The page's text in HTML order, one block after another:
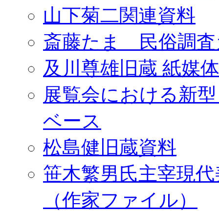
山下菊二関連資料
斎藤たま 民俗調査
及川尊雄旧蔵 紙媒
展覧会における新
ベース
松島健旧蔵資料
笹木繁男氏主宰現
（作家ファイル）